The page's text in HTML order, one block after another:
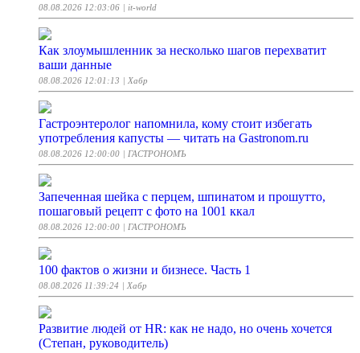
08.08.2026 12:03:06 | it-world
Как злоумышленник за несколько шагов перехватит
ваши данные
08.08.2026 12:01:13 | Хабр
Гастроэнтеролог напомнила, кому стоит избегать
употребления капусты — читать на Gastronom.ru
08.08.2026 12:00:00 | ГАСТРОНОМЪ
Запеченная шейка с перцем, шпинатом и прошутто,
пошаговый рецепт с фото на 1001 ккал
08.08.2026 12:00:00 | ГАСТРОНОМЪ
100 фактов о жизни и бизнесе. Часть 1
08.08.2026 11:39:24 | Хабр
Развитие людей от HR: как не надо, но очень хочется
(Степан, руководитель)